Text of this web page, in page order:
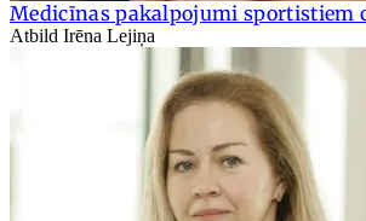
Medicīnas pakalpojumi sportistiem
Atbild Irēna Lejiņa